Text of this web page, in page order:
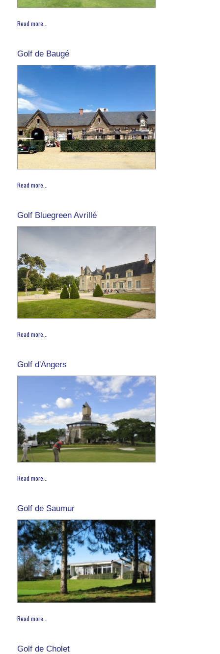
Read more...
Golf de Baugé
Read more...
Golf Bluegreen Avrillé
Read more...
Golf d'Angers
Read more...
Golf de Saumur
Read more...
Golf de Cholet